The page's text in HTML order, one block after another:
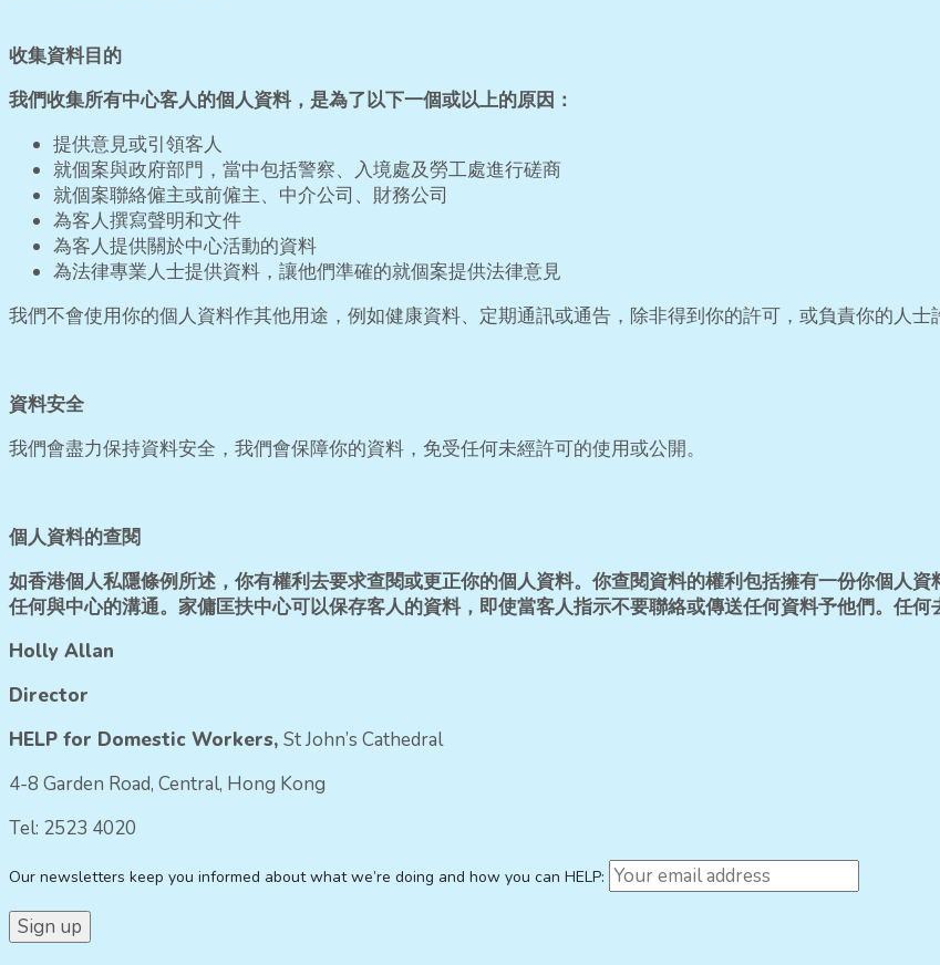
收集資料目的
我們收集所有中心客人的個人資料，是為了以下一個或以上的原因：
提供意見或引領客人
就個案與政府部門，當中包括警察、入境處及勞工處進行磋商
就個案聯絡僱主或前僱主、中介公司、財務公司
為客人撰寫聲明和文件
為客人提供關於中心活動的資料
為法律專業人士提供資料，讓他們準確的就個案提供法律意見
我們不會使用你的個人資料作其他用途，例如健康資料、定期通訊或通告，除非得到你的許可，或負責你的人士
資料安全
我們會盡力保持資料安全，我們會保障你的資料，免受任何未經許可的使用或公開。
個人資料的查閱
如香港個人私隱條例所述，你有權利去要求查閱或更正你的個人資料。你查閱資料的權利包括擁有一份你個人
任何與中心的溝通。家傭匡扶中心可以保存客人的資料，即使當客人指示不要聯絡或傳送任何資料予他們。任
Holly Allan
Director
HELP for Domestic Workers, St John’s Cathedral
4-8 Garden Road, Central, Hong Kong
Tel: 2523 4020
Our newsletters keep you informed about what we’re doing and how you can HELP: